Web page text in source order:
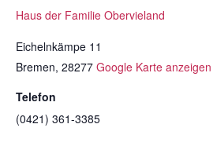
Haus der Familie Obervieland
Eichelnkämpe 11
Bremen, 28277 Google Karte anzeigen
Telefon
(0421) 361-3385